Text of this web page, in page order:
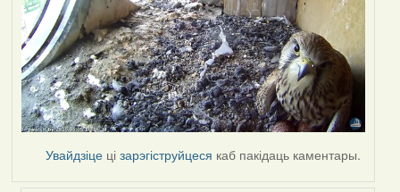
Увайдзіце цізарэгіструйцеся каб пакідаць каментары.